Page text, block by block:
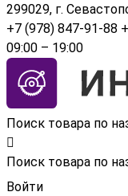
299029, г.
+7 (978) 847-91-88
09:00 – 19:00
Поиск товара по
Поиск товара по
Войти